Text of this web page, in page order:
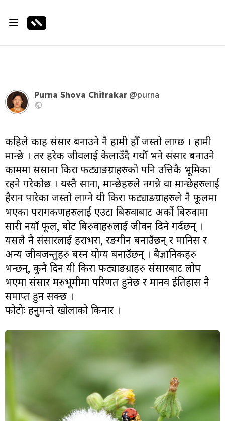
Purna Shova Chitrakar @purna
कहिले काहिँ संसार बनाउने नै हामी हौँ जस्तो लाग्छ । हामी
मान्छे । तर हरेक जीवलाई केलाउँदै गयौँ भने संसार बनाउने
काममा ससाना किरा फट्याङग्राहरुको पनि उत्तिकै भूमिका
रहने गरेकोछ । यस्तै साना, मान्छेहरुले नगन्ने वा मान्छेहरुलाई
हैरान पारेका जस्तो लाग्ने यी किरा फट्याङग्राहरुले नै फूलमा
भएका परागकणहरुलाई एउटा बिरुवाबाट अर्को बिरुवामा
सारी नयाँ फूल, बोट बिरुवाहरुलाई जीवन दिने गर्दछन् ।
यसले नै संसारलाई हराभरा, रङगीन बनाउँछन् र मानिस र
अन्य जीवजन्तुहरु बस्न योग्य बनाउँछन् । बैज्ञानिकहरु
भन्छन्, कुनै दिन यी किरा फट्याङग्राहरु संसारबाट लोप
भएमा संसार मरुभूमीमा परिणत हुनेछ र मानव ईतिहास नै
समाप्त हुन सक्छ ।
फोटोः हनुमन्ते खोलाको किनार ।